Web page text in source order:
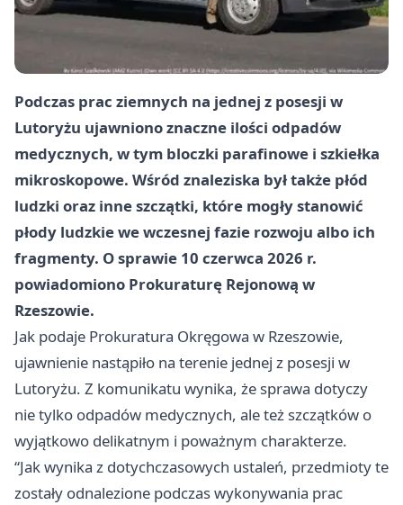
Podczas prac ziemnych na jednej z posesji w
Lutoryżu ujawniono znaczne ilości odpadów
medycznych, w tym bloczki parafinowe i szkiełka
mikroskopowe. Wśród znaleziska był także płód
ludzki oraz inne szczątki, które mogły stanowić
płody ludzkie we wczesnej fazie rozwoju albo ich
fragmenty. O sprawie 10 czerwca 2026 r.
powiadomiono Prokuraturę Rejonową w
Rzeszowie.
Jak podaje Prokuratura Okręgowa w Rzeszowie,
ujawnienie nastąpiło na terenie jednej z posesji w
Lutoryżu. Z komunikatu wynika, że sprawa dotyczy
nie tylko odpadów medycznych, ale też szczątków o
wyjątkowo delikatnym i poważnym charakterze.
“Jak wynika z dotychczasowych ustaleń, przedmioty te
zostały odnalezione podczas wykonywania prac